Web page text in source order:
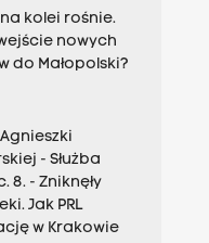
kolei rośnie.
nowych
do Małopolski?
- Służba
8. - Zniknęły
Jak PRL
w Krakowie